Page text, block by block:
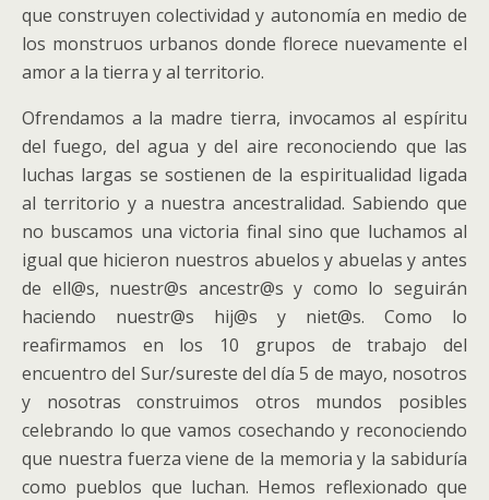
que construyen colectividad y autonomía en medio de
los monstruos urbanos donde florece nuevamente el
amor a la tierra y al territorio.
Ofrendamos a la madre tierra, invocamos al espíritu
del fuego, del agua y del aire reconociendo que las
luchas largas se sostienen de la espiritualidad ligada
al territorio y a nuestra ancestralidad. Sabiendo que
no buscamos una victoria final sino que luchamos al
igual que hicieron nuestros abuelos y abuelas y antes
de ell@s, nuestr@s ancestr@s y como lo seguirán
haciendo nuestr@s hij@s y niet@s. Como lo
reafirmamos en los 10 grupos de trabajo del
encuentro del Sur/sureste del día 5 de mayo, nosotros
y nosotras construimos otros mundos posibles
celebrando lo que vamos cosechando y reconociendo
que nuestra fuerza viene de la memoria y la sabiduría
como pueblos que luchan. Hemos reflexionado que